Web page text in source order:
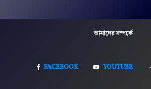
আমাদের সম্পর্কে
FACEBOOK YOUTUBE